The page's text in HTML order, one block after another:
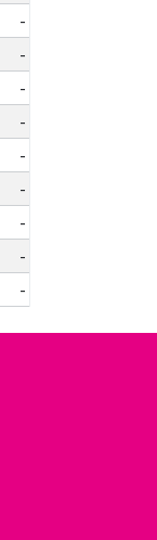
-
-
-
-
-
-
-
-
-